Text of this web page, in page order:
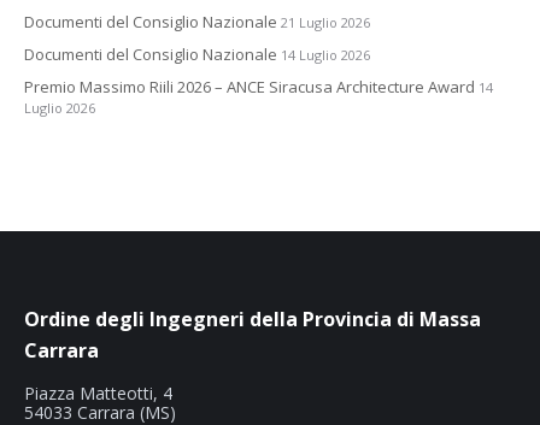
Documenti del Consiglio Nazionale 21 Luglio 2026
Documenti del Consiglio Nazionale 14 Luglio 2026
Premio Massimo Riili 2026 – ANCE Siracusa Architecture Award 14
Luglio 2026
Ordine degli Ingegneri della Provincia di Massa
Carrara
Piazza Matteotti, 4
54033 Carrara (MS)